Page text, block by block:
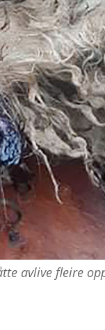
avlive fleire